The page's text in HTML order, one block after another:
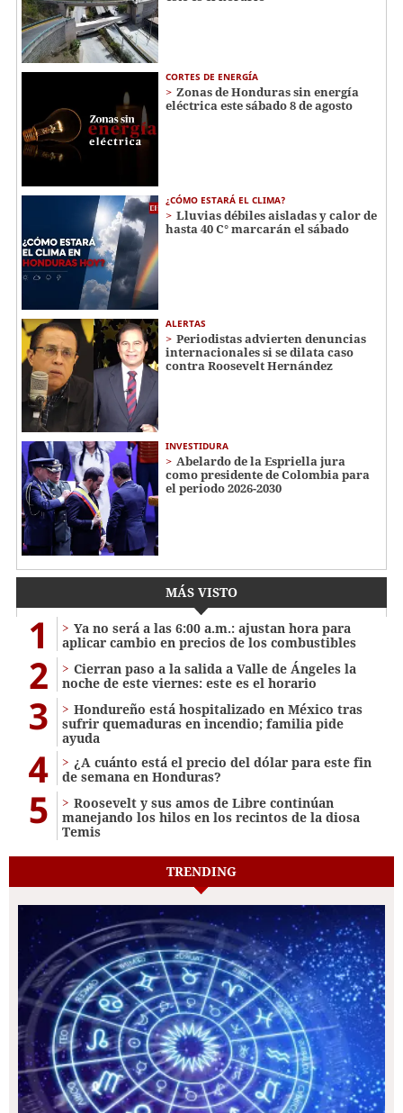
CORTES DE ENERGÍA
Zonas de Honduras sin energía
eléctrica este sábado 8 de agosto
¿CÓMO ESTARÁ EL CLIMA?
Lluvias débiles aisladas y calor de
hasta 40 C° marcarán el sábado
ALERTAS
Periodistas advierten denuncias
internacionales si se dilata caso
contra Roosevelt Hernández
INVESTIDURA
Abelardo de la Espriella jura
como presidente de Colombia para
el periodo 2026-2030
MÁS VISTO
1
Ya no será a las 6:00 a.m.: ajustan hora para
aplicar cambio en precios de los combustibles
2
Cierran paso a la salida a Valle de Ángeles la
noche de este viernes: este es el horario
3
Hondureño está hospitalizado en México tras
sufrir quemaduras en incendio; familia pide
ayuda
4
¿A cuánto está el precio del dólar para este fin
de semana en Honduras?
5
Roosevelt y sus amos de Libre continúan
manejando los hilos en los recintos de la diosa
Temis
TRENDING